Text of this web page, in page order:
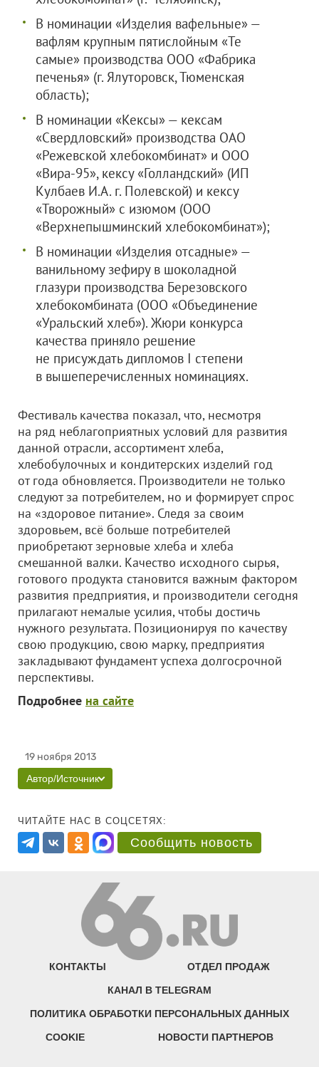
В номинации «Изделия вафельные» —
вафлям крупным пятислойным «Те
самые» производства ООО «Фабрика
печенья» (г. Ялуторовск, Тюменская
область);
В номинации «Кексы» — кексам
«Свердловский» производства ОАО
«Режевской хлебокомбинат» и ООО
«Вира-95», кексу «Голландский» (ИП
Кулбаев И.А. г. Полевской) и кексу
«Творожный» с изюмом (ООО
«Верхнепышминский хлебокомбинат»);
В номинации «Изделия отсадные» —
ванильному зефиру в шоколадной
глазури производства Березовского
хлебокомбината (ООО «Объединение
«Уральский хлеб»). Жюри конкурса
качества приняло решение
не присуждать дипломов I степени
в вышеперечисленных номинациях.
Фестиваль качества показал, что, несмотря
на ряд неблагоприятных условий для развития
данной отрасли, ассортимент хлеба,
хлебобулочных и кондитерских изделий год
от года обновляется. Производители не только
следуют за потребителем, но и формирует спрос
на «здоровое питание». Следя за своим
здоровьем, всё больше потребителей
приобретают зерновые хлеба и хлеба
смешанной валки. Качество исходного сырья,
готового продукта становится важным фактором
развития предприятия, и производители сегодня
прилагают немалые усилия, чтобы достичь
нужного результата. Позиционируя по качеству
свою продукцию, свою марку, предприятия
закладывают фундамент успеха долгосрочной
перспективы.
Подробнее на сайте
19 ноября 2013
Автор/Источник
ЧИТАЙТЕ НАС В СОЦСЕТЯХ:
Сообщить новость
КОНТАКТЫ ОТДЕЛ ПРОДАЖ
КАНАЛ В TELEGRAM
ПОЛИТИКА ОБРАБОТКИ ПЕРСОНАЛЬНЫХ ДАННЫХ
COOKIE НОВОСТИ ПАРТНЕРОВ